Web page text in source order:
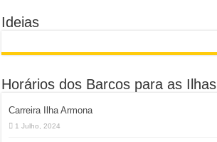
Ideias
Horários dos Barcos para as Ilhas
Carreira Ilha Armona
1 Julho, 2024